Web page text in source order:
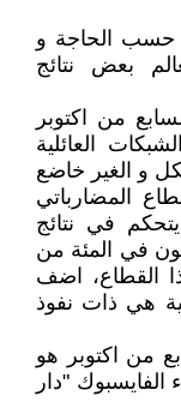
حسب الحاجة و
بعض نتائج
من اكتوبر
العائلية
و الغير خاضع
المضارباتي
في نتائج
في المئة من
القطاع، اضف
هي ذات نفوذ
من اكتوبر هو
الفايسبوك "دار